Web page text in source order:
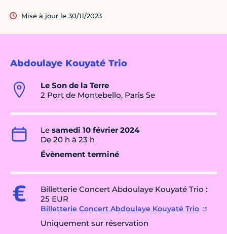
Abdoulaye Kouyaté Trio
Le Son de la Terre
2 Port de Montebello, Paris 5e
Le samedi 10 février 2024
De 20 h à 23 h
Évènement terminé
Billetterie Concert Abdoulaye Kouyaté Trio :
25 EUR
Billetterie Concert Abdoulaye Kouyaté Trio
Uniquement sur réservation
Mise à jour le 30/11/2023